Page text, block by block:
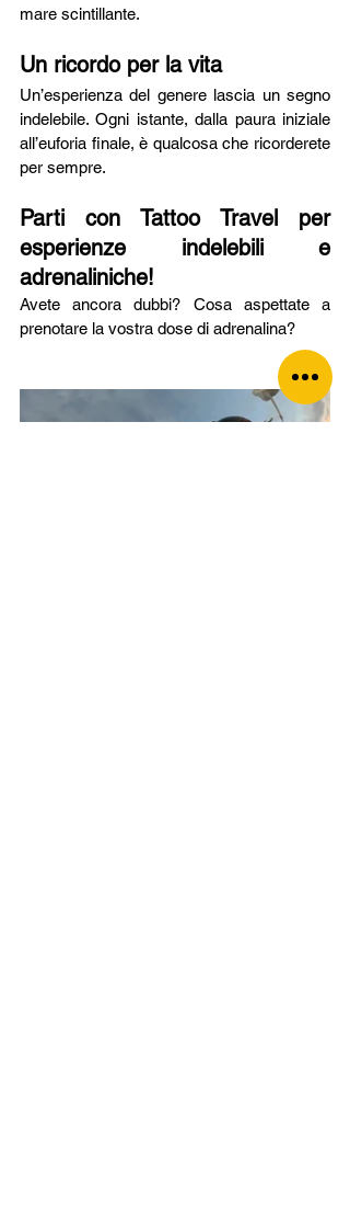
mare scintillante.
Un ricordo per la vita
Un’esperienza del genere lascia un segno
indelebile. Ogni istante, dalla paura iniziale
all’euforia finale, è qualcosa che ricorderete
per sempre.
Parti con Tattoo Travel per
esperienze indelebili e
adrenaliniche!
Avete ancora dubbi? Cosa aspettate a
prenotare la vostra dose di adrenalina?